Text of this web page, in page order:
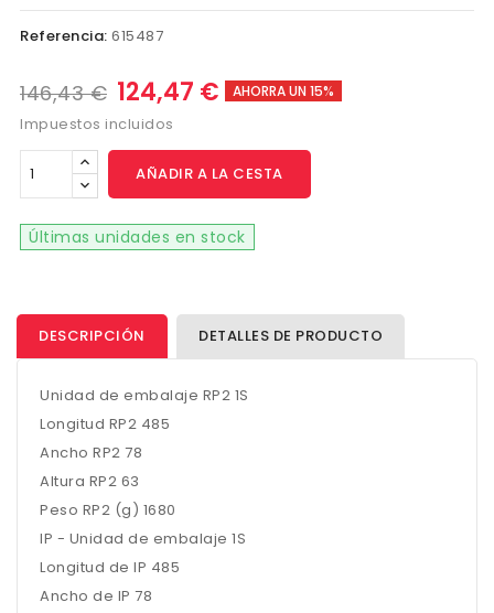
Referencia: 615487
146,43 € 124,47 € AHORRA UN 15%
Impuestos incluidos
AÑADIR A LA CESTA
Últimas unidades en stock
DESCRIPCIÓN DETALLES DE PRODUCTO
Unidad de embalaje RP2 1S
Longitud RP2 485
Ancho RP2 78
Altura RP2 63
Peso RP2 (g) 1680
IP - Unidad de embalaje 1S
Longitud de IP 485
Ancho de IP 78